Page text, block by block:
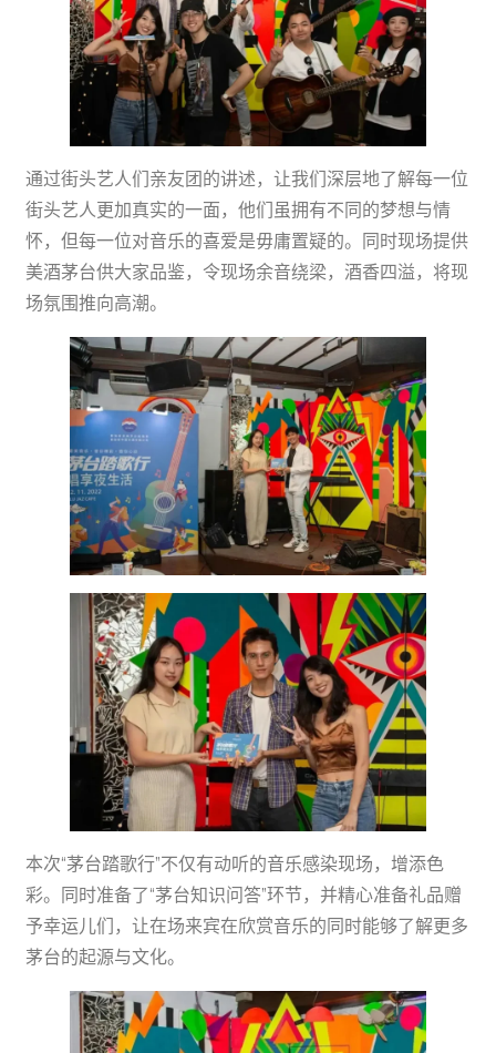
通过街头艺人们亲友团的讲述，让我们深层地了解每一位
街头艺人更加真实的一面，他们虽拥有不同的梦想与情
怀，但每一位对音乐的喜爱是毋庸置疑的。同时现场提供
美酒茅台供大家品鉴，令现场余音绕梁，酒香四溢，将现
场氛围推向高潮。
本次“茅台踏歌行”不仅有动听的音乐感染现场，增添色
彩。同时准备了“茅台知识问答”环节，并精心准备礼品赠
予幸运儿们，让在场来宾在欣赏音乐的同时能够了解更多
茅台的起源与文化。